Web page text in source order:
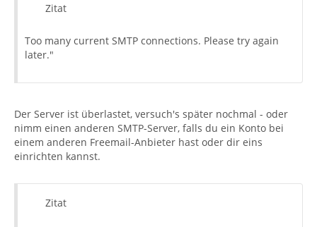
Zitat
Too many current SMTP connections. Please try again
later."
Der Server ist überlastet, versuch's später nochmal - oder
nimm einen anderen SMTP-Server, falls du ein Konto bei
einem anderen Freemail-Anbieter hast oder dir eins
einrichten kannst.
Zitat